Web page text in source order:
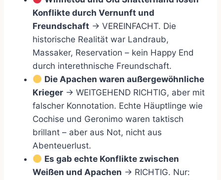
Konflikte durch Vernunft und
Freundschaft → VEREINFACHT. Die
historische Realität war Landraub,
Massaker, Reservation – kein Happy End
durch interethnische Freundschaft.
Die Apachen waren außergewöhnliche
Krieger → WEITGEHEND RICHTIG, aber mit
falscher Konnotation. Echte Häuptlinge wie
Cochise und Geronimo waren taktisch
brillant – aber aus Not, nicht aus
Abenteuerlust.
Es gab echte Konflikte zwischen
Weißen und Apachen → RICHTIG. Nur: